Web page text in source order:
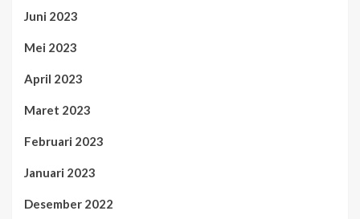
Juni 2023
Mei 2023
April 2023
Maret 2023
Februari 2023
Januari 2023
Desember 2022